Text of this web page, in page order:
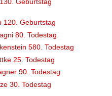
Geburtstag
120. Geburtstag
80. Todestag
580. Todestag
25. Todestag
90. Todestag
30. Todestag